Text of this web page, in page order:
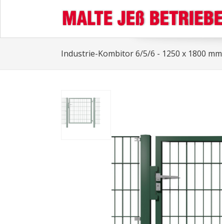
Industrie-Kombitor 6/5/6 - 1250 x 1800 mm